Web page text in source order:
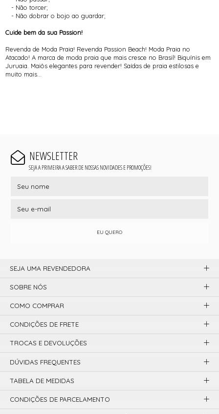
- Não torcer;
- Não dobrar o bojo ao guardar;
Cuide bem da sua Passion!
Revenda de Moda Praia! Revenda Passion Beach! Moda Praia no
Atacado! A marca de moda praia que mais cresce no Brasil! Biquínis em
Juruaia. Maiôs elegantes para revender! Saídas de praia estilosas e
muito mais...
NEWSLETTER
SEJA A PRIMEIRA A SABER DE NOSSAS NOVIDADES E PROMOÇÕES!
EU QUERO
SEJA UMA REVENDEDORA
SOBRE NÓS
COMO COMPRAR
CONDIÇÕES DE FRETE
TROCAS E DEVOLUÇÕES
DÚVIDAS FREQUENTES
TABELA DE MEDIDAS
CONDIÇÕES DE PARCELAMENTO